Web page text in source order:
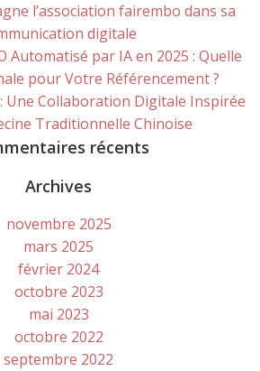
l’association fairembo dans sa
digitale
Automatisé par IA en 2025 : Quelle
pour Votre Référencement ?
Une Collaboration Digitale Inspirée
Traditionnelle Chinoise
récents
Archives
novembre 2025
mars 2025
février 2024
octobre 2023
mai 2023
octobre 2022
septembre 2022